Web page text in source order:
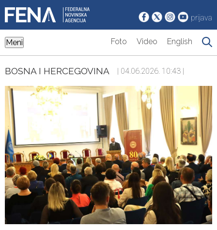
prijava
Meni Foto Video English
BOSNA I HERCEGOVINA | 04.06.2026. 10:43 |